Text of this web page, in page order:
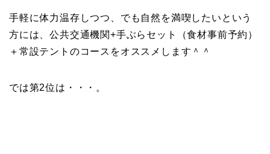
手軽に体力温存しつつ、でも自然を満喫したいという
方には、公共交通機関+手ぶらセット（食材事前予約）
＋常設テントのコースをオススメします＾＾
では第2位は・・・。